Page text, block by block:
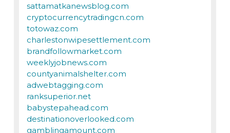
sattamatkanewsblog.com
cryptocurrencytradingcn.com
totowaz.com
charlestonwipesettlement.com
brandfollowmarket.com
weeklyjobnews.com
countyanimalshelter.com
adwebtagging.com
ranksuperior.net
babystepahead.com
destinationoverlooked.com
gamblingamount.com